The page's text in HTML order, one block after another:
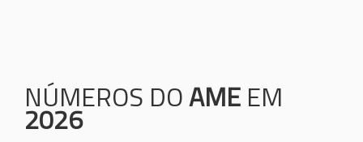
NÚMEROS DOAME EM
2026